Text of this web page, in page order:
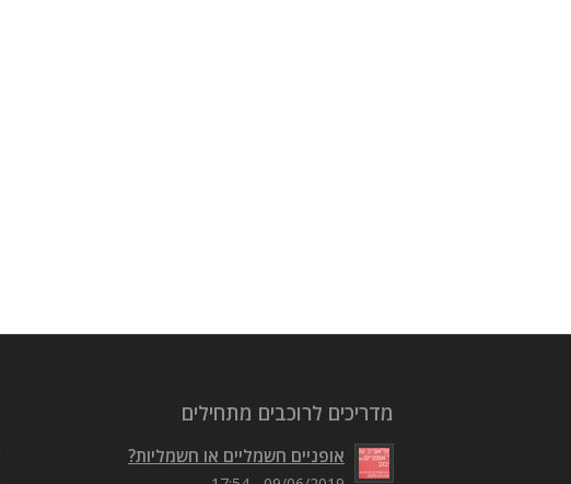
מדריכים לרוכבים מתחילים
אופניים חשמליים או חשמליות?